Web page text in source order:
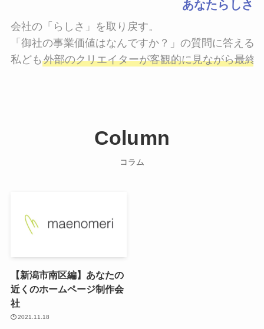
あなたらしさ
会社の「らしさ」を取り戻す。
「御社の事業価値はなんですか？」の質問に答える
私ども 外部のクリエイターが客観的に見ながら最終
Column
コラム
【新潟市南区編】あなたの
近くのホームページ制作会
社
2021.11.18